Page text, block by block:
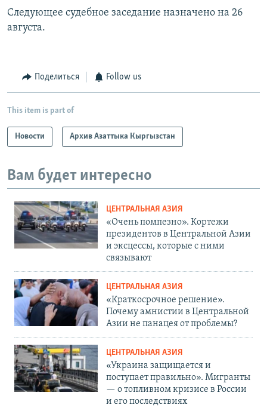
Следующее судебное заседание назначено на 26
августа.
Поделиться Follow us
This item is part of
Новости Архив Азаттыка Кыргызстан
Вам будет интересно
ЦЕНТРАЛЬНАЯ АЗИЯ
«Очень помпезно». Кортежи
президентов в Центральной Азии
и эксцессы, которые с ними
связывают
ЦЕНТРАЛЬНАЯ АЗИЯ
«Краткосрочное решение».
Почему амнистии в Центральной
Азии не панацея от проблемы?
ЦЕНТРАЛЬНАЯ АЗИЯ
«Украина защищается и
поступает правильно». Мигранты
— о топливном кризисе в России
и его последствиях